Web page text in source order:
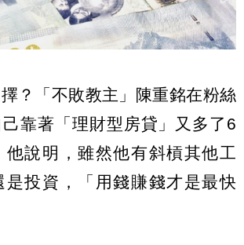
？「不敗教主」陳重銘在粉絲
己靠著「理財型房貸」又多了6
他說明，雖然他有斜槓其他工
是投資，「用錢賺錢才是最快